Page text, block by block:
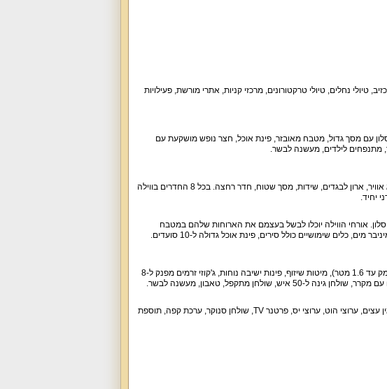
טיולי נחלים, טיולי טרקטורונים, מרכזי קניות, אתרי מורשת, פעילויות
וילה עם 8 שינה, 2 סוויטות חיצוניות, 11 חדרי רחצה, סלון עם מסך גדול, מטבח מאובזר, פינת אוכל, חצר נופש מושקעת עם
מתנפחים לילדים, מעשנה לבשר.
לינה ב-10 חדרי שינה (8 חדרים ו-2 סוויטות). החדרים כוללים מיטה זוגית, מיזוג אוויר, ארון לבגדים, שידות, מסך שטוח, חדר רחצה. בכל 8 החדרים בווילה
ישיבה נוחה ל-12 איש, מסך גדול 70 אינטש, שולחן סלון. אורחי הווילה יוכלו לבשל בעצמם את הארוחות שלהם במטבח
כלים שימושיים כולל סירים, פינת אוכל גדולה ל-10 סועדים.
חצר נופש פרטית ממתינה לכם עם בריכה מחוממת ומקורה בעונה (מגודרת, עומק עד 1.6 מטר), מיטות שיזוף, פינות ישיבה נוחות, ג'קוזי זרמים מפנק ל-8
מתקפל, טאבון, מעשנה לבשר.
אורחי המתחם נהנים מאינטרנט אלחוטי חינם, חנייה מסודרת ל-30 רכבים, קמין עצים, ערוצי הוט, ערוצי יס, פרטנר TV, שולחן סנוקר, ערכת קפה, תוספת